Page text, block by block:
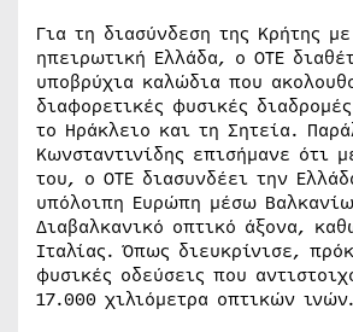
Για τη διασύνδεση της Κρήτης
ηπειρωτική Ελλάδα, ο ΟΤΕ
υποβρύχια καλώδια που
διαφορετικές φυσικές
το Ηράκλειο και τη Σητεία.
Κωνσταντινίδης επισήμανε ότι
του, ο ΟΤΕ διασυνδέει την
υπόλοιπη Ευρώπη μέσω
Διαβαλκανικό οπτικό άξονα,
Ιταλίας. Όπως διευκρίνισε,
φυσικές οδεύσεις που
17.000 χιλιόμετρα οπτικών ινών.